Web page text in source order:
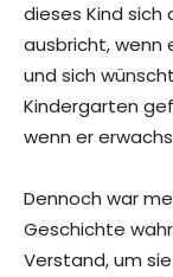
dieses Kind sich
ausbricht, wenn
und sich
Kindergarten
wenn er
Dennoch war
Geschichte
Verstand, um